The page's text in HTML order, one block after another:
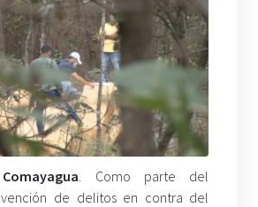
. Como parte del
de delitos en contra del